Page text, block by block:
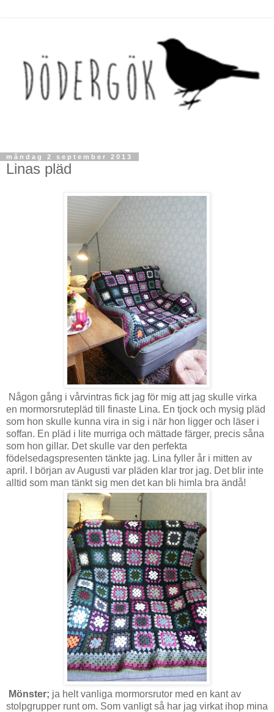
måndag 2 september 2013
Linas pläd
Någon gång i vårvintras fick jag för mig att jag skulle virka
en mormorsrutepläd till finaste Lina. En tjock och mysig pläd
som hon skulle kunna vira in sig i när hon ligger och läser i
soffan. En pläd i lite murriga och mättade färger, precis såna
som hon gillar. Det skulle var den perfekta
födelsedagspresenten tänkte jag. Lina fyller år i mitten av
april. I början av Augusti var pläden klar tror jag. Det blir inte
alltid som man tänkt sig men det kan bli himla bra ändå!
Mönster; ja helt vanliga mormorsrutor med en kant av
stolpgrupper runt om. Som vanligt så har jag virkat ihop mina